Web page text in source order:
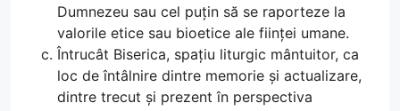
Dumnezeu sau cel puțin să se raporteze la
valorile etice sau bioetice ale ființei umane.
Întrucât Biserica, spațiu liturgic mântuitor, ca
loc de întâlnire dintre memorie și actualizare,
dintre trecut și prezent în perspectiva